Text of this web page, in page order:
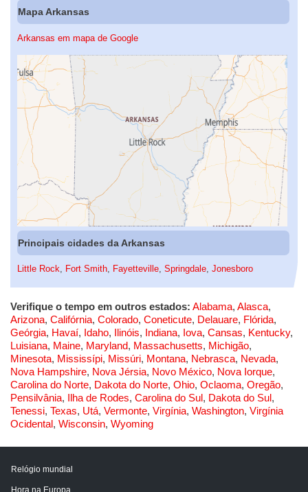
Mapa Arkansas
Arkansas em mapa de Google
Principais cidades da Arkansas
Little Rock, Fort Smith, Fayetteville, Springdale, Jonesboro
Verifique o tempo em outros estados: Alabama, Alasca,
Arizona, Califórnia, Colorado, Coneticute, Delauare, Flórida,
Geórgia, Havaí, Idaho, Ilinóis, Indiana, Iova, Cansas, Kentucky,
Luisiana, Maine, Maryland, Massachusetts, Michigão,
Minesota, Mississípi, Missúri, Montana, Nebrasca, Nevada,
Nova Hampshire, Nova Jérsia, Novo México, Nova Iorque,
Carolina do Norte, Dakota do Norte, Ohio, Oclaoma, Oregão,
Pensilvânia, Ilha de Rodes, Carolina do Sul, Dakota do Sul,
Tenessi, Texas, Utá, Vermonte, Virgínia, Washington, Virgínia
Ocidental, Wisconsin, Wyoming
Relógio mundial